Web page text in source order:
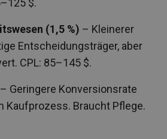
$.
(1,5 %) – Kleinerer
Entscheidungsträger, aber
CPL: 85–145 $.
– Geringere Konversionsrate
Kaufprozess. Braucht Pflege.